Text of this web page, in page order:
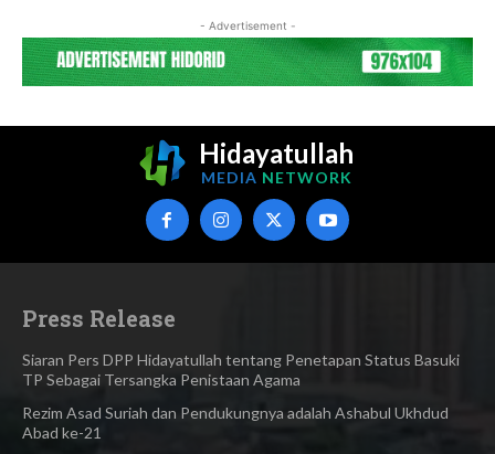
- Advertisement -
Hidayatullah
MEDIA NETWORK
Press Release
Siaran Pers DPP Hidayatullah tentang Penetapan Status Basuki
TP Sebagai Tersangka Penistaan Agama​
Rezim Asad Suriah dan Pendukungnya adalah Ashabul Ukhdud
Abad ke-21